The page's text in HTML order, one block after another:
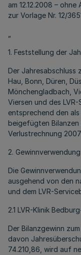
am 12.12.2008 –
zur Vorlage Nr. 12/
1. Feststellung der
Der Jahresabschluss
Hau, Bonn, Düren,
Mönchengladbach,
Viersen und des
entsprechend den als
beigefügten Bilanzen
Verlustrechnung
2.
Die
ausgehend von den
und dem LVR-
2.1 LVR-Klinik
Der Bilanzgewinn
davon
74.210,86, wird auf